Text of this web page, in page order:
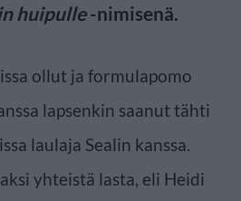
huipulle-nimisenä.
ollut ja formulapomo
lapsenkin saanut tähti
laulaja Sealin kanssa.
yhteistä lasta, eli Heidi